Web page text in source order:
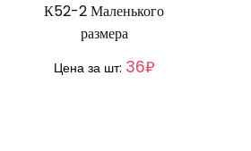
К52-2 Маленького
размера
Цена за шт: 36₽